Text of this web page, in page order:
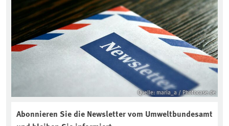
Quelle: maria_a / Photocase.de
Abonnieren Sie die Newsletter vom Umweltbundesamt